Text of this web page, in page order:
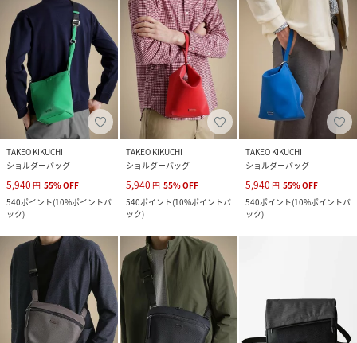
TAKEO KIKUCHI
ショルダーバッグ
5,940 円 55%OFF
540ポイント(10%ポイントバ
ック)
TAKEO KIKUCHI
ショルダーバッグ
5,940 円 55%OFF
540ポイント(10%ポイントバ
ック)
TAKEO KIKUCHI
ショルダーバッグ
5,940 円 55%OFF
540ポイント(10%ポイントバ
ック)